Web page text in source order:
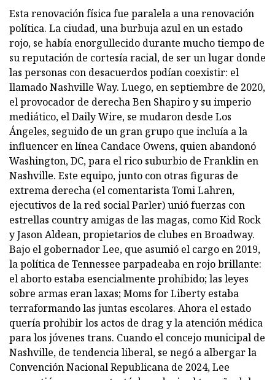
Esta renovación física fue paralela a una renovación
política. La ciudad, una burbuja azul en un estado
rojo, se había enorgullecido durante mucho tiempo de
su reputación de cortesía racial, de ser un lugar donde
las personas con desacuerdos podían coexistir: el
llamado Nashville Way. Luego, en septiembre de 2020,
el provocador de derecha Ben Shapiro y su imperio
mediático, el Daily Wire, se mudaron desde Los
Ángeles, seguido de un gran grupo que incluía a la
influencer en línea Candace Owens, quien abandonó
Washington, DC, para el rico suburbio de Franklin en
Nashville. Este equipo, junto con otras figuras de
extrema derecha (el comentarista Tomi Lahren,
ejecutivos de la red social Parler) unió fuerzas con
estrellas country amigas de las magas, como Kid Rock
y Jason Aldean, propietarios de clubes en Broadway.
Bajo el gobernador Lee, que asumió el cargo en 2019,
la política de Tennessee parpadeaba en rojo brillante:
el aborto estaba esencialmente prohibido; las leyes
sobre armas eran laxas; Moms for Liberty estaba
terraformando las juntas escolares. Ahora el estado
quería prohibir los actos de drag y la atención médica
para los jóvenes trans. Cuando el concejo municipal de
Nashville, de tendencia liberal, se negó a albergar la
Convención Nacional Republicana de 2024, Lee